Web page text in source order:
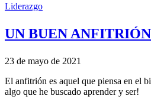
Liderazgo
UN BUEN ANFITRIÓN
23 de mayo de 2021
El anfitrión es aquel que piensa en el
algo que he buscado aprender y ser!